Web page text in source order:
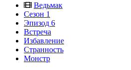
Ведьмак
Сезон 1
Эпизод 6
Встреча
Избавление
Странность
Монстр